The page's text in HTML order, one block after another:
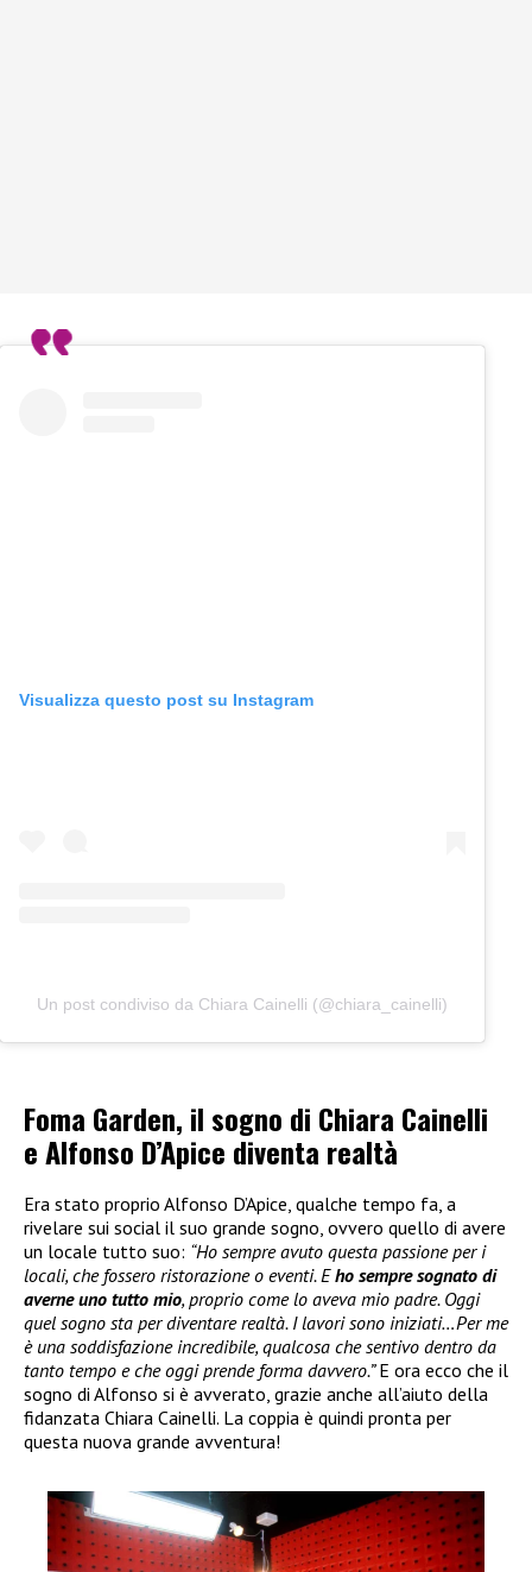
Visualizza questo post su Instagram
Un post condiviso da Chiara Cainelli (@chiara_cainelli)
Foma Garden, il sogno di Chiara Cainelli
e Alfonso D’Apice diventa realtà
Era stato proprio Alfonso D’Apice, qualche tempo fa, a
rivelare sui social il suo grande sogno, ovvero quello di avere
un locale tutto suo: “Ho sempre avuto questa passione per i
locali, che fossero ristorazione o eventi. Eho sempre sognato di
averne uno tutto mio, proprio come lo aveva mio padre. Oggi
quel sogno sta per diventare realtà. I lavori sono iniziati…Per me
è una soddisfazione incredibile, qualcosa che sentivo dentro da
tanto tempo e che oggi prende forma davvero.”E ora ecco che il
sogno di Alfonso si è avverato, grazie anche all’aiuto della
fidanzata Chiara Cainelli. La coppia è quindi pronta per
questa nuova grande avventura!